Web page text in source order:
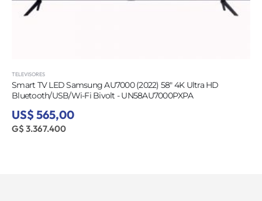
TELEVISORES
Smart TV LED Samsung AU7000 (2022) 58" 4K Ultra HD
Bluetooth/USB/Wi-Fi Bivolt - UN58AU7000PXPA
US$ 565,00
G$ 3.367.400